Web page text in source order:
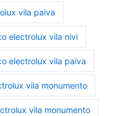
vila paiva
electrolux vila nivi
electrolux vila paiva
vila monumento
vila monumento